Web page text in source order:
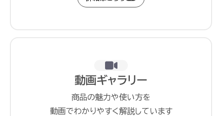
動画ギャラリー
商品の魅力や使い方を
動画でわかりやすく解説しています